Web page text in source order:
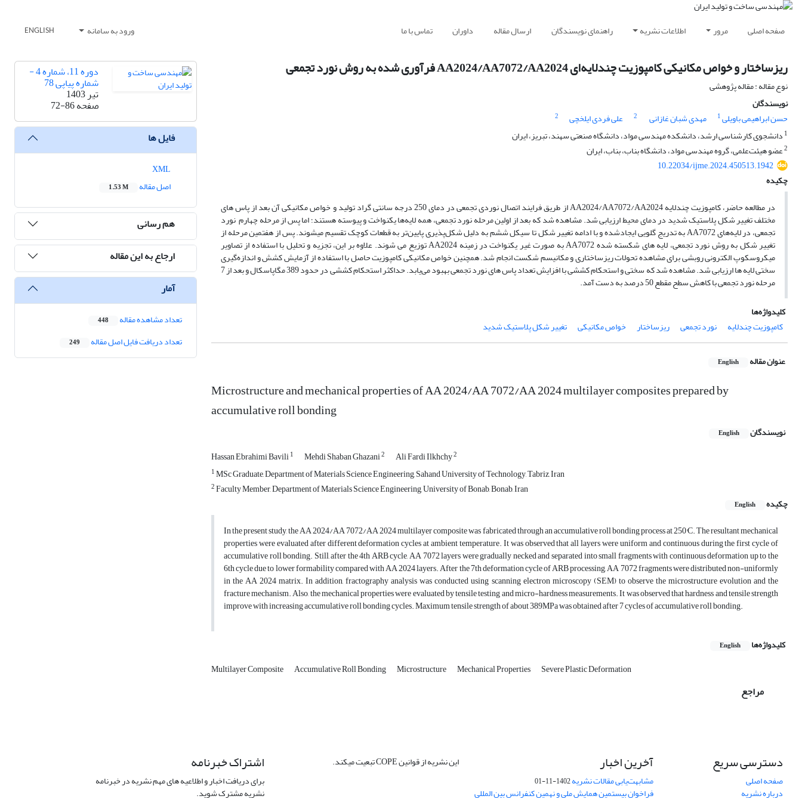
صفحه اصلی مرور اطلاعات نشریه راهنمای نویسندگان ارسال مقاله داوران تماس با ما ورود به سامانه ENGLISH
ریزساختار و خواص مکانیکی کامپوزیت چندلایه‌ای AA2024/AA7072/AA2024 فرآوری شده به روش نورد تجمعی
نوع مقاله : مقاله پژوهشی
نویسندگان
حسن ابراهیمی باویلی1 مهدی شبان غازانی 2 علی فردی ایلخچی
2
1 دانشجوی کارشناسی ارشد، دانشکده مهندسی مواد، دانشگاه صنعتی سهند، تبریز، ایران
2عضو هیئت‌علمی، گروه مهندسی مواد، دانشگاه بناب، بناب، ایران
10.22034/ijme.2024.450513.1942
چکیده
در مطالعه حاضر، کامپوزیت چند­­لایه AA2024/AA7072/AA2024 از طریق فرایند اتصال نوردی تجمعی در دمای 250 درجه سانتی ­گراد تولید و خواص مکانیکی آن بعد از پاس ­های
مختلف تغییر شکل پلاستیک شدید در دمای محیط ارزیابی شد. مشاهده شد که بعد از اولین مرحله نورد تجمعی، همه لایه‌ها یکنواخت و پیوسته هستند؛ اما پس از مرحله چهارم نورد
تجمعی، در لایه‌های AA7072 به ­تدریج گلویی ایجاد­­­­­­­­شده و با ادامه تغییر شکل تا سیکل ششم به دلیل شکل‌پذیری پایین‌تر به قطعات کوچک تقسیم می­شوند. پس از هفتمین مرحله از
تغییر شکل به روش نورد تجمعی، لایه­ های شکسته شده AA7072 به صورت غیر یکنواخت در زمینه AA2024 توزیع می­ شوند. علاوه­ بر این، تجزیه ­و ­تحلیل با استفاده از تصاویر
میکروسکوپ الکترونی روبشی برای مشاهده تحولات ریزساختاری و مکانیسم شکست انجام شد. همچنین خواص مکانیکی کامپوزیت حاصل با استفاده از آزمایش کشش و اندازه‌گیری
سختی لایه ­ها ارزیابی شد. مشاهده شد که سختی و استحکام کششی با افزایش تعداد پاس­ های نورد تجمعی بهبود می‌یابد. حداکثر استحکام کششی در حدود 389 مگاپاسکال و بعد از 7
مرحله نورد تجمعی با کاهش سطح مقطع 50 درصد به­ دست آمد.
کلیدواژه‌ها
کامپوزیت چندلایه
نورد تجمعی ریزساختار خواص مکانیکی تغییر شکل پلاستیک شدید
عنوان مقاله English
Microstructure and mechanical properties of AA 2024/AA 7072/AA 2024 multilayer composites prepared by
accumulative roll bonding
نویسندگان English
Hassan Ebrahimi Bavili1 Mehdi Shaban Ghazani2 Ali Fardi Ilkhchy2
1MSc Graduate, Department of Materials Science Engineering, Sahand University of Technology, Tabriz, Iran
2Faculty Member, Department of Materials Science Engineering, University of Bonab, Bonab, Iran
چکیده
English
In the present study, the AA 2024/AA 7072/AA 2024 multilayer composite was fabricated through an accumulative roll bonding process at 250°C. The resultant mechanical
properties were evaluated after different deformation cycles at ambient temperature. It was observed that all layers were uniform and continuous during the first cycle of
accumulative roll bonding. Still, after the 4th ARB cycle, AA 7072 layers were gradually necked and separated into small fragments with continuous deformation up to the
6th cycle due to lower formability compared with AA 2024 layers. After the 7th deformation cycle of ARB processing, AA 7072 fragments were distributed non-uniformly
in the AA 2024 matrix. In addition, fractography analysis was conducted using scanning electron microscopy (SEM) to observe the microstructure evolution and the
fracture mechanism. Also, the mechanical properties were evaluated by tensile testing and micro-hardness measurements. It was observed that hardness and tensile strength
improve with increasing accumulative roll bonding cycles. Maximum tensile strength of about 389MPa was obtained after 7 cycles of accumulative roll bonding.
کلیدواژه‌ها English
Multilayer Composite Accumulative Roll Bonding Microstructure Mechanical Properties Severe Plastic Deformation
مراجع
دوره 11، شماره 4 -
شماره پیاپی 78
تیر 1403
صفحه72-86
فایل ها
اصل مقاله
1.53 M
هم رسانی
ارجاع به این مقاله
آمار
تعداد مشاهده مقاله 448
تعداد دریافت فایل اصل مقاله 249
دسترسی سریع
صفحه اصلی
درباره نشریه
آخرین اخبار
مشابهت‌یابی مقالات نشریه1402-11-01
فراخوان بیستمین همایش ملی و نهمین کنفرانس بین المللی
این نشریه از قوانین COPE تبعیت میکند. اشتراک خبرنامه
برای دریافت اخبار و اطلاعیه های مهم نشریه در خبرنامه
نشریه مشترک شوید.